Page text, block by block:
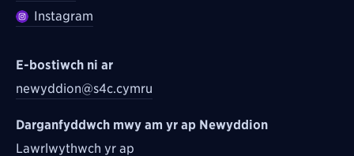
Instagram
E-bostiwch ni ar
newyddion@s4c.cymru
Darganfyddwch mwy am yr ap Newyddion
Lawrlwythwch yr ap